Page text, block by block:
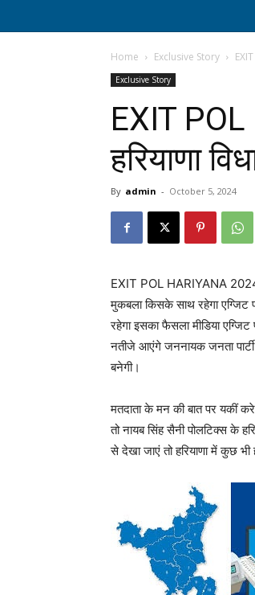
Home Exclusive Story
Exclusive Story
EXIT
हरियाणा
By admin - October 5, 2024
EXIT POL HARIYANA
मुकबला किसके साथ रहेगा एग्जिट
रहेगा इसका फैसला मीडिया
नतीजे आएंगे जननायक जनता पार्टी
बनेगी।
मतदाता के मन की बात पर यकीं
तो नायब सिंह सैनी पोलटिक्स के
से देखा जाएं तो हरियाणा में कुछ